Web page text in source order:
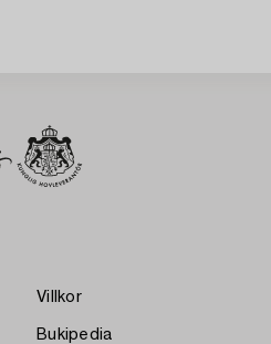
Villkor
Bukipedia